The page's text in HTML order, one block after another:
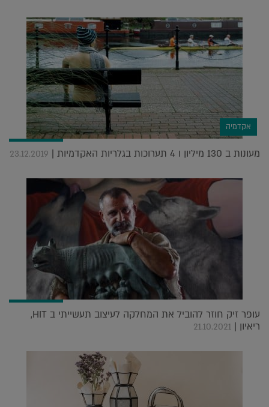
אקדמיה
מעונות ב 130 מיליון ו 4 תערוכות בגלריות האקדמיות | 23.12.2019
עופר זיק חוזר להוביל את המחלקה לעיצוב תעשייתי ב HIT,
ריאיון | 21.10.2021